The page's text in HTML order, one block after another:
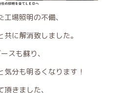
場照明の不備、
共に解消致しました。
スも蘇り、
分も明るくなります！
頂きました、